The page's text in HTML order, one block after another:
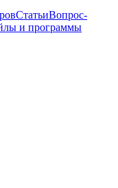
СтатьиВопрос-
и программы